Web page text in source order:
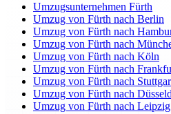
Umzugsunternehmen Fürth
Umzug von Fürth nach Berlin
Umzug von Fürth nach
Umzug von Fürth nach
Umzug von Fürth nach Köln
Umzug von Fürth nach
Umzug von Fürth nach
Umzug von Fürth nach
Umzug von Fürth nach Leipzig